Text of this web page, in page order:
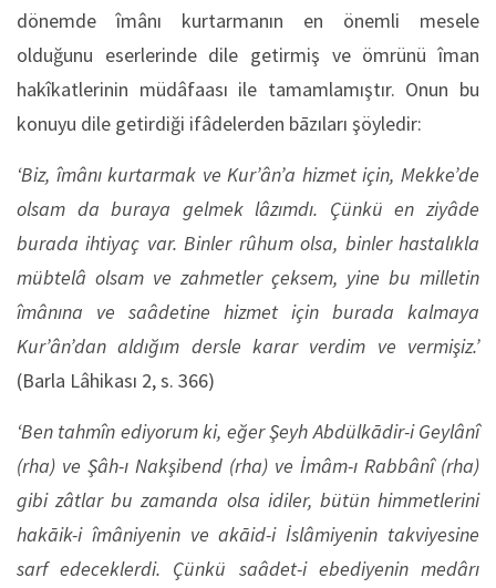
dönemde îmânı kurtarmanın en önemli mesele
olduğunu eserlerinde dile getirmiş ve ömrünü îman
hakîkatlerinin müdâfaası ile tamamlamıştır. Onun bu
konuyu dile getirdiği ifâdelerden bāzıları şöyledir:
‘Biz, îmânı kurtarmak ve Kur’ân’a hizmet için, Mekke’de
olsam da buraya gelmek lâzımdı. Çünkü en ziyâde
burada ihtiyaç var. Binler rûhum olsa, binler hastalıkla
mübtelâ olsam ve zahmetler çeksem, yine bu milletin
îmânına ve saâdetine hizmet için burada kalmaya
Kur’ân’dan aldığım dersle karar verdim ve vermişiz.’
(Barla Lâhikası 2, s. 366)
‘Ben tahmîn ediyorum ki, eğer Şeyh Abdülkādir-i Geylânî
(rha) ve Şâh-ı Nakşibend (rha) ve İmâm-ı Rabbânî (rha)
gibi zâtlar bu zamanda olsa idiler, bütün himmetlerini
hakāik-i îmâniyenin ve akāid-i İslâmiyenin takviyesine
sarf edeceklerdi. Çünkü saâdet-i ebediyenin medârı